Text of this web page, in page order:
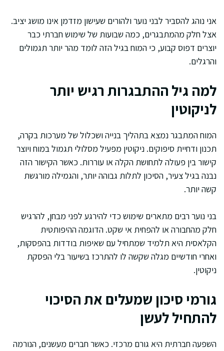
אני נוהג להסביר לבני נוער ולהורים שעישון מזדמן אינו מושג יציב.
אצל חלק מהמתבגרים, כמה שבועות של שימוש חברתי כבר
יוצרים דפוס קבוע, כי המוח בגיל הזה לומד מהר יותר תגמולים
והרגלים.
למה גיל ההתבגרות רגיש יותר
לניקוטין
המוח המתבגר נמצא בתהליך בנייה ושכלול של מערכות בקרה,
תכנון ודחיית סיפוקים. ניקוטין מפעיל מסלולי תגמול במוח ויוצר
קישור בין פעולה לתחושת הקלה או עוררות. כאשר הקישור הזה
נבנה בגיל צעיר, הסיכון לתלות גבוהה יותר, והגמילה מורגשת
קשה יותר.
בני נוער רבים מתארים שימוש כדי להירגע לפני מבחן, להרגיש
חלק מהחבורה או להפחית אי שקט. הדוגמה ההיפותטית
הקלאסית היא תלמיד שמתחיל עם שאיפות בודדות בהפסקות,
ואחרי חודשיים מגלה שקשה לו להתרכז בשיעור בלי הפסקת
ניקוטין.
גורמי סיכון שמעלים את הסיכוי
להתחיל לעשן
השפעה חברתית היא גורם מרכזי. כאשר חברים מעשנים, הנורמה